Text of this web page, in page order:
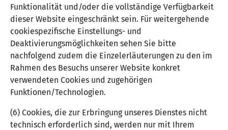
Funktionalität und/oder die vollständige Verfügbarkeit
dieser Website eingeschränkt sein. Für weitergehende
cookiespezifische Einstellungs- und
Deaktivierungsmöglichkeiten sehen Sie bitte
nachfolgend zudem die Einzelerläuterungen zu den im
Rahmen des Besuchs unserer Website konkret
verwendeten Cookies und zugehörigen
Funktionen/Technologien.
(6) Cookies, die zur Erbringung unseres Dienstes nicht
technisch erforderlich sind, werden nur mit Ihrem